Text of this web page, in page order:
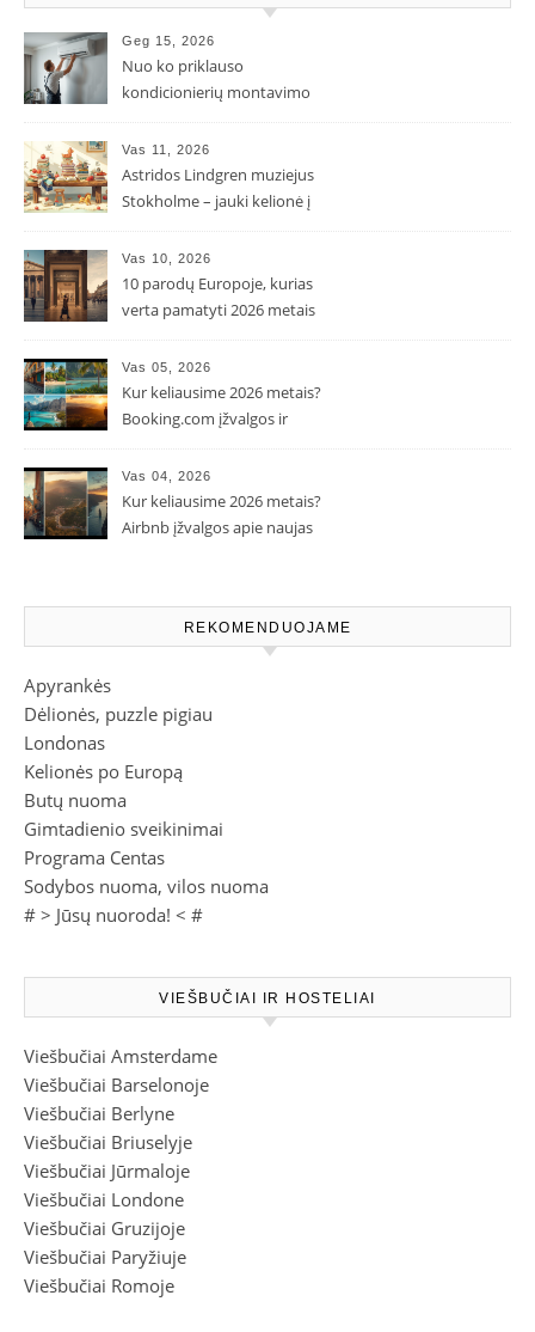
Geg 15, 2026
Nuo ko priklauso
kondicionierių montavimo
Vas 11, 2026
Astridos Lindgren muziejus
Stokholme – jauki kelionė į
Vas 10, 2026
10 parodų Europoje, kurias
verta pamatyti 2026 metais
Vas 05, 2026
Kur keliausime 2026 metais?
Booking.com įžvalgos ir
Vas 04, 2026
Kur keliausime 2026 metais?
Airbnb įžvalgos apie naujas
REKOMENDUOJAME
Apyrankės
Dėlionės, puzzle pigiau
Londonas
Kelionės po Europą
Butų nuoma
Gimtadienio sveikinimai
Programa Centas
Sodybos nuoma, vilos nuoma
# > Jūsų nuoroda! < #
VIEŠBUČIAI IR HOSTELIAI
Viešbučiai Amsterdame
Viešbučiai Barselonoje
Viešbučiai Berlyne
Viešbučiai Briuselyje
Viešbučiai Jūrmaloje
Viešbučiai Londone
Viešbučiai Gruzijoje
Viešbučiai Paryžiuje
Viešbučiai Romoje